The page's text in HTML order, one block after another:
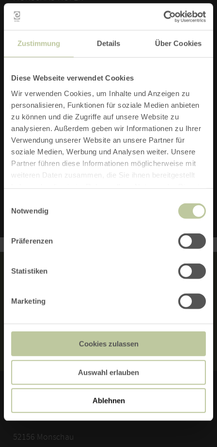
Zustimmung Details Über Cookies
Diese Webseite verwendet Cookies
Wir verwenden Cookies, um Inhalte und Anzeigen zu
personalisieren, Funktionen für soziale Medien anbieten
zu können und die Zugriffe auf unsere Website zu
analysieren. Außerdem geben wir Informationen zu Ihrer
Verwendung unserer Website an unsere Partner für
soziale Medien, Werbung und Analysen weiter. Unsere
Partner führen diese Informationen möglicherweise mit
weiteren Daten zusammen, die Sie ihnen bereitgestellt
Notwendig
Präferenzen
Statistiken
Marketing
Cookies zulassen
Auswahl erlauben
Ablehnen
ZIEL:
WANDERPARKPLATZ HÖFENER MÜHLE IN 52156
MONSCHAU-HÖFEN
STRECKE:10,2 KM
DAUER:2:45 H
SCHWIERIGKEIT:MITTEL
TOURENART:WANDERN
AUFSTIEG:122 M
ABSTIEG:107 M
RUNDTOUR
RUREIFEL TOURISMUS GMBH
52156 Monschau